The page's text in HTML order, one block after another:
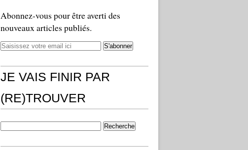
Abonnez-vous pour être averti des
nouveaux articles publiés.
JE VAIS FINIR PAR
(RE)TROUVER